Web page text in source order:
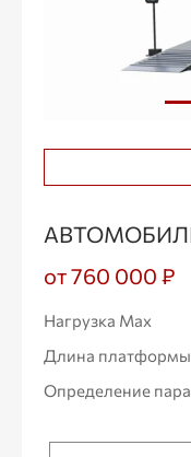
от 760 000 ₽
Нагрузка Max
Длина платформы
Определение